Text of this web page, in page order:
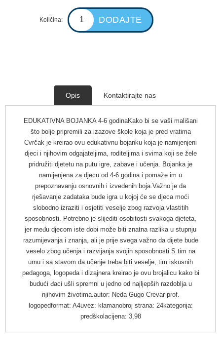
Količina:
Opis Kontaktirajte nas
EDUKATIVNA BOJANKA 4-6 godinaKako bi se vaši mališani
što bolje pripremili za izazove škole koja je pred vratima
Cvrčak je kreirao ovu edukativnu bojanku koja je namijenjeni
djeci i njihovim odgajateljima, roditeljima i svima koji se žele
pridružiti djetetu na putu igre, zabave i učenja. Bojanka je
namijenjena za djecu od 4-6 godina i pomaže im u
prepoznavanju osnovnih i izvedenih boja.Važno je da
rješavanje zadataka bude igra u kojoj će se djeca moći
slobodno izraziti i osjetiti veselje zbog razvoja vlastitih
sposobnosti. Potrebno je slijediti osobitosti svakoga djeteta,
jer među djecom iste dobi može biti znatna razlika u stupnju
razumijevanja i znanja, ali je prije svega važno da dijete bude
veselo zbog učenja i razvijanja svojih sposobnosti.S tim na
umu i sa stavom da učenje treba biti veselje, tim iskusnih
pedagoga, logopeda i dizajnera kreirao je ovu brojalicu kako bi
budući đaci ušli spremni u jedno od najljepših razdoblja u
njihovim životima.autor: Neda Gugo Crevar prof.
logopedformat: A4uvez: klamanobroj strana: 24kategorija:
predškolacijena: 3,98